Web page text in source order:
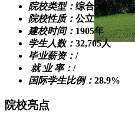
院校类型： 综合大学
院校性质： 公立
建校时间： 1905年
学生人数： 32,705人
毕业薪资： /
就 业 率： /
国际学生比例： 28.9%
院校亮点